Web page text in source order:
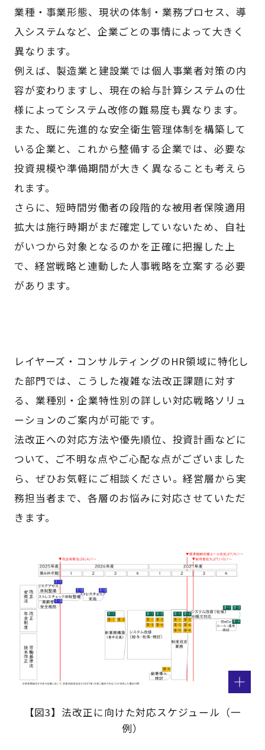
業種・事業形態、現状の体制・業務プロセス、導
入システムなど、企業ごとの事情によって大きく
異なります。
例えば、製造業と建設業では個人事業者対策の内
容が変わりますし、現在の給与計算システムの仕
様によってシステム改修の難易度も異なります。
また、既に先進的な安全衛生管理体制を構築して
いる企業と、これから整備する企業では、必要な
投資規模や準備期間が大きく異なることも考えら
れます。
さらに、短時間労働者の段階的な被用者保険適用
拡大は施行時期がまだ確定していないため、自社
がいつから対象となるのかを正確に把握した上
で、経営戦略と連動した人事戦略を立案する必要
があります。
レイヤーズ・コンサルティングのHR領域に特化し
た部門では、こうした複雑な法改正課題に対す
る、業種別・企業特性別の詳しい対応戦略ソリュ
ーションのご案内が可能です。
法改正への対応方法や優先順位、投資計画などに
ついて、ご不明な点やご心配な点がございました
ら、ぜひお気軽にご相談ください。経営層から実
務担当者まで、各層のお悩みに対応させていただ
きます。
【図3】法改正に向けた対応スケジュール（一
例）